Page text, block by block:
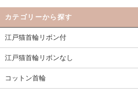
カテゴリーから探す
江戸猫首輪リボン付
江戸猫首輪リボンなし
コットン首輪